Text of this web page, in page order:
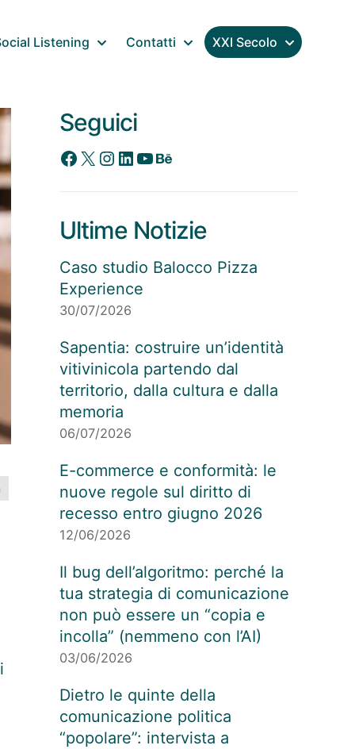
Listening Contatti XXI Secolo
Seguici
Facebook
X Instagram
LinkedIn
YouTube
Behance
Ultime Notizie
Caso studio Balocco Pizza
Experience
30/07/2026
Sapentia: costruire un’identità
vitivinicola partendo dal
territorio, dalla cultura e dalla
memoria
06/07/2026
E-commerce e conformità: le
nuove regole sul diritto di
recesso entro giugno 2026
12/06/2026
Il bug dell’algoritmo: perché la
tua strategia di comunicazione
non può essere un “copia e
incolla” (nemmeno con l’AI)
03/06/2026
Dietro le quinte della
comunicazione politica
“popolare”: intervista a